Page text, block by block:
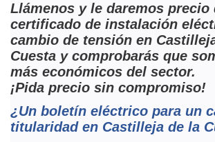
Llámenos y le daremos precio
certificado de instalación
cambio de tensión en
Cuesta y comprobarás que
más económicos del sector.
¡Pida precio sin compromiso!
¿Un boletín eléctrico para un
titularidad en Castilleja de la